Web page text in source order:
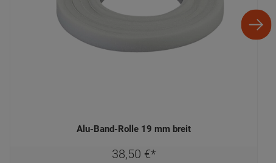
Alu-Band-Rolle 19 mm breit
38,50 €*